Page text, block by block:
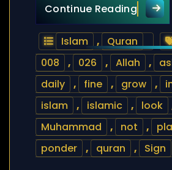
Continue ReadingQuran
Islam , Quran
008
, 026 , Allah ,
daily
, fine , grow ,
islam
, islamic , look
Muhammad
, not ,
ponder
, quran , Sign